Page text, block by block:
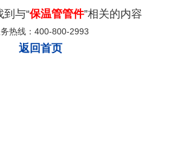
到与“保温管管件”相关的内容
热线：400-800-2993
返回首页